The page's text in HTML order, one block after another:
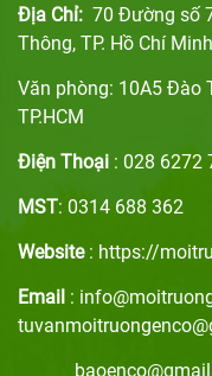
Địa Chỉ: 70 Đường số
Thông, TP. Hồ Chí Minh
Văn phòng: 10A5 Đào
TP.HCM
Điện Thoại : 028 6272
MST: 0314 688 362
Website: https://
Email :